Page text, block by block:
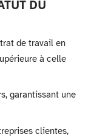
DU
de travail en
à celle
garantissant une
clientes,